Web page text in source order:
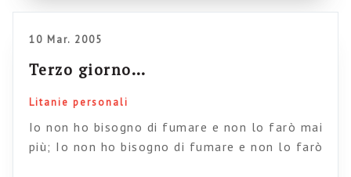
pensare che […]
10 Mar. 2005
Terzo giorno…
Litanie personali
Io non ho bisogno di fumare e non lo farò mai
più; Io non ho bisogno di fumare e non lo farò